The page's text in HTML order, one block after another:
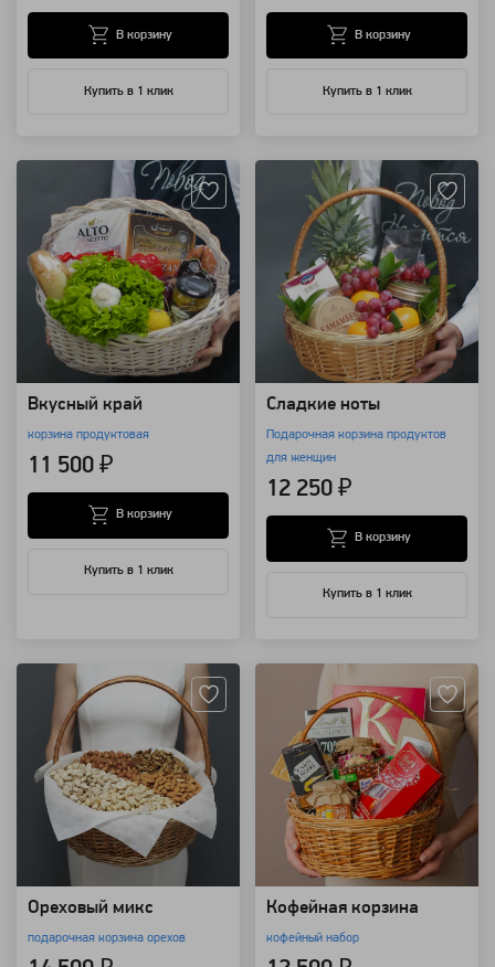
Купить в 1 клик
В корзину
Купить в 1 клик
В корзину
Вкусный край
корзина продуктовая
11 500 ₽
Купить в 1 клик
В корзину
Сладкие ноты
Подарочная корзина продуктов
для женщин
12 250 ₽
Купить в 1 клик
В корзину
Ореховый микс
подарочная корзина орехов
Кофейная корзина
кофейный набор